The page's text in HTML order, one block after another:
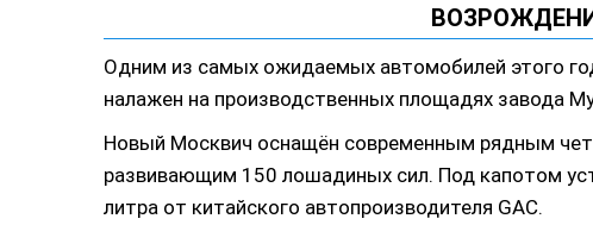
Одним из самых ожидаемых автомобилей этого
налажен на производственных площадях завода
Новый Москвич оснащён современным рядным
развивающим 150 лошадиных сил. Под капотом
литра от китайского автопроизводителя GAC.